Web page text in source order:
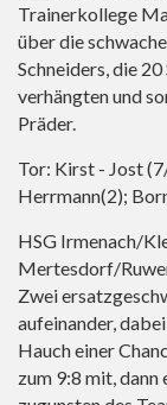
Trainerkollege
über die
Schneiders, die
verhängten und
Präder.
Tor: Kirst - Jost
Herrmann(2);
HSG Irmenach/
Mertesdorf/
Zwei
aufeinander,
Hauch einer
zum 9:8 mit, dann